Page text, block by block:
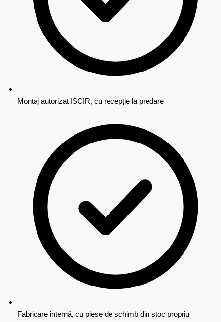
Montaj autorizat ISCIR, cu recepție la predare
Fabricare internă, cu piese de schimb din stoc propriu